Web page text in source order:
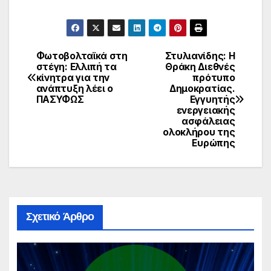
Πλοήγηση
άρθρων
Στυλιανίδης: Η
Θράκη Διεθνές
πρότυπο
Δημοκρατίας.
Εγγυητής
ενεργειακής
ασφάλειας
ολοκλήρου της
Ευρώπης
Φωτοβολταϊκά στη
στέγη: Ελλιπή τα
κίνητρα για την
ανάπτυξη λέει ο
ΠΑΣΥΦΩΣ
Σχετικό Άρθρο